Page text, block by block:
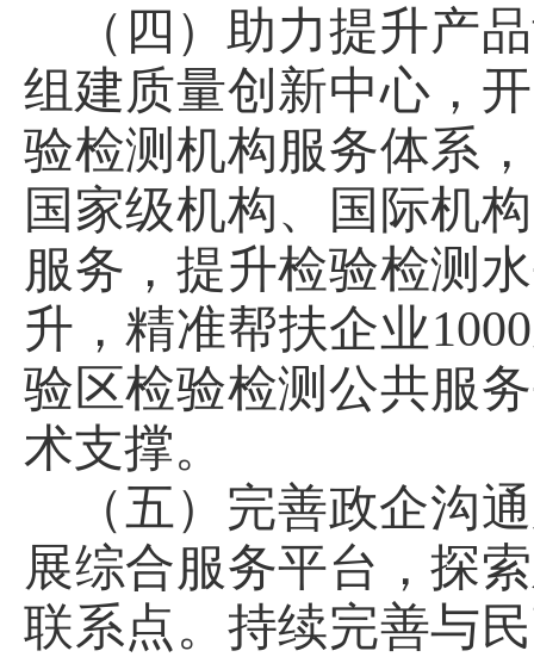
（四）助力提升产
组建质量创新中心，
验检测机构服务体系
国家级机构、国际机
服务，提升检验检测
升，精准帮扶企业
验区检验检测公共服
术支撑。
（五）完善政企沟
展综合服务平台，探
联系点。持续完善与